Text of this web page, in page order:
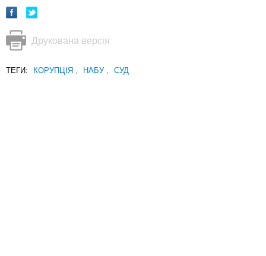
Друкована версія
ТЕГИ: КОРУПЦІЯ , НАБУ , СУД